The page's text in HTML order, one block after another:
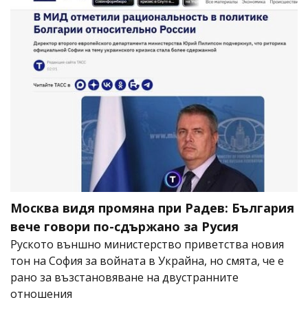
Москва видя промяна при Радев: България
вече говори по-сдържано за Русия
Руското външно министерство приветства новия
тон на София за войната в Украйна, но смята, че е
рано за възстановяване на двустранните
отношения